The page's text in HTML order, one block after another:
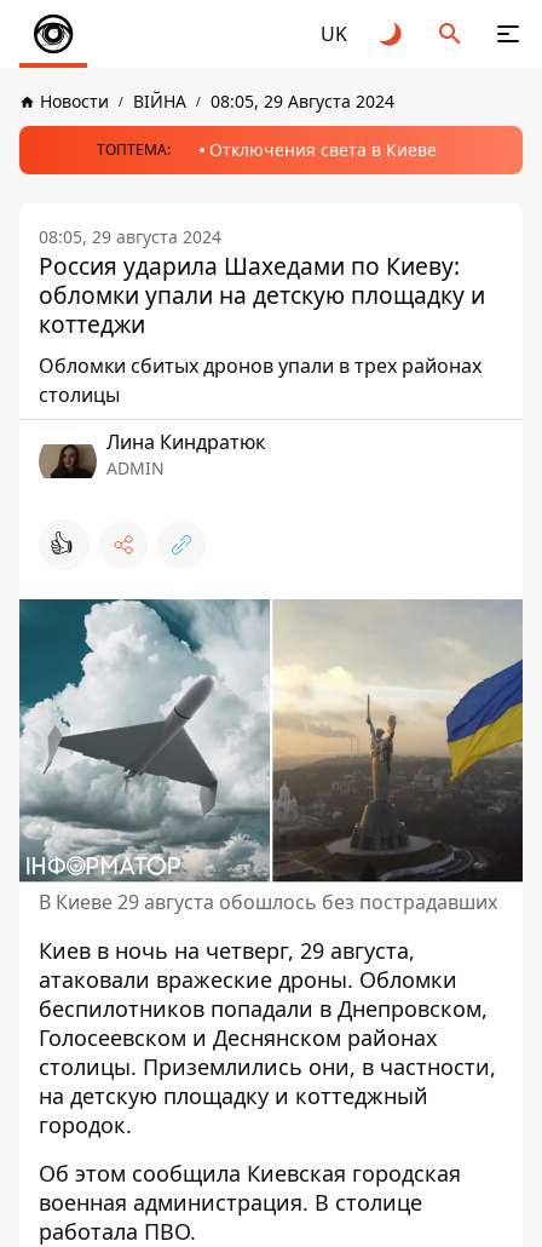
UK
Новости ВІЙНА 08:05, 29 Августа 2024
ТОПТЕМА: Отключения света в Киеве
08:05, 29 августа 2024
Россия ударила Шахедами по Киеву:
обломки упали на детскую площадку и
коттеджи
Обломки сбитых дронов упали в трех районах
столицы
Лина Киндратюк
ADMIN
👍
В Киеве 29 августа обошлось без пострадавших
Киев в ночь на четверг, 29 августа,
атаковали вражеские дроны. Обломки
беспилотников попадали в Днепровском,
Голосеевском и Деснянском районах
столицы. Приземлились они, в частности,
на детскую площадку и коттеджный
городок.
Об этом сообщила Киевская городская
военная администрация. В столице
работала ПВО.